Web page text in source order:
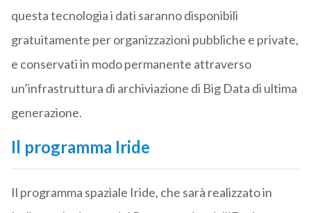
questa tecnologia i dati saranno disponibili
gratuitamente per organizzazioni pubbliche e private,
e conservati in modo permanente attraverso
un’infrastruttura di archiviazione di Big Data di ultima
generazione.
Il programma Iride
Il programma spaziale Iride, che sarà realizzato in